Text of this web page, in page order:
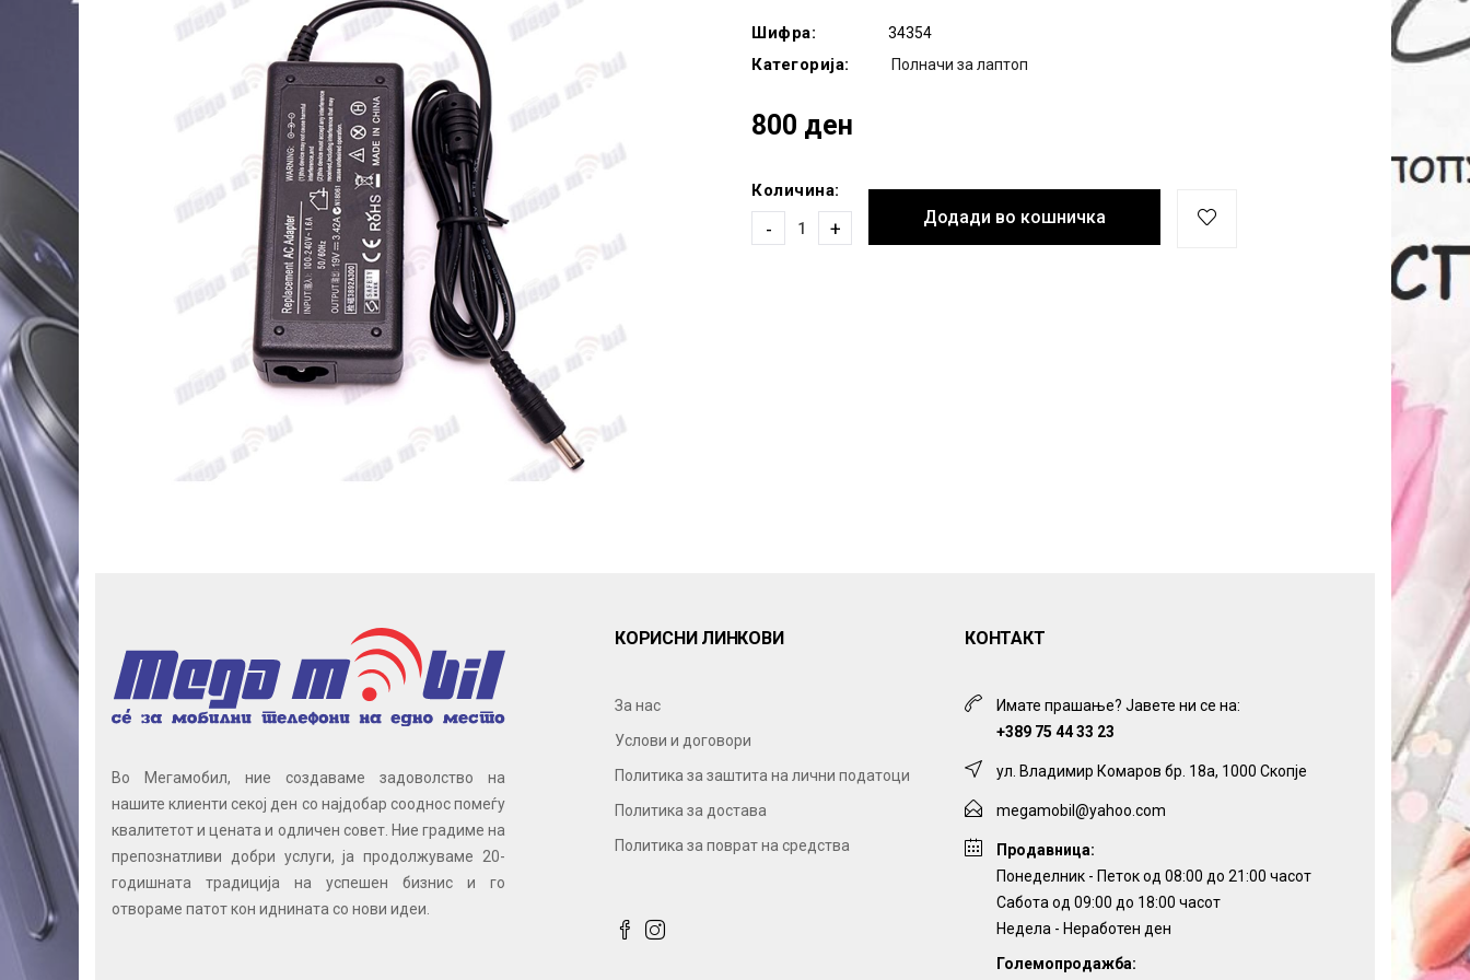
Шифра: 34354
Категорија: Полначи за лаптоп
800 ден
Количина:
- +
Додади во кошничка
Во Мегамобил, ние создаваме задоволство на
нашите клиенти секој ден со најдобар сооднос помеѓу
квалитетот и цената и одличен совет. Ние градиме на
препознатливи добри услуги, ја продолжуваме 20-
годишната традиција на успешен бизнис и го
отвораме патот кон иднината со нови идеи.
КОРИСНИ ЛИНКОВИ
За нас
Услови и договори
Политика за заштита на лични податоци
Политика за достава
Политика за поврат на средства
КОНТАКТ
Имате прашање? Јавете ни се на:
+389 75 44 33 23
ул. Владимир Комаров бр. 18а, 1000 Скопје
megamobil@yahoo.com
Продавница:
Понеделник - Петок од 08:00 до 21:00 часот
Сабота од 09:00 до 18:00 часот
Недела - Неработен ден
Големопродажба: